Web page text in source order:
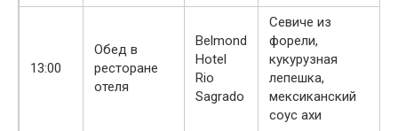
13:00
Обед в
ресторане
отеля
Belmond
Hotel
Rio
Sagrado
Севиче из
форели,
кукурузная
лепешка,
мексиканский
соус ахи